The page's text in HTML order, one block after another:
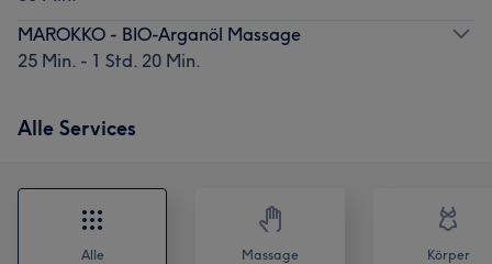
MAROKKO - BIO-Arganöl Massage
25 Min. - 1 Std. 20 Min.
Alle Services
Alle Massage Körper